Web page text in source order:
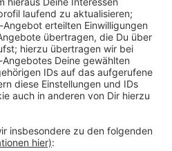
Ulf Zander, Ingenieur bei der
. Dort hat man die
auf unsere Infrastrukturen -
Wasserwege - im Blick und
zu machen:
sagt der Experte. Außerdem
verbauen, wie es